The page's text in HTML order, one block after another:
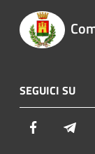
SEGUICI SU
Facebook